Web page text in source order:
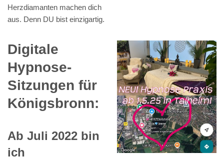
Herzdiamanten machen dich
aus. Denn DU bist einzigartig.
Digitale
Hypnose-
Sitzungen für
Königsbronn:
Ab Juli 2022 bin
ich